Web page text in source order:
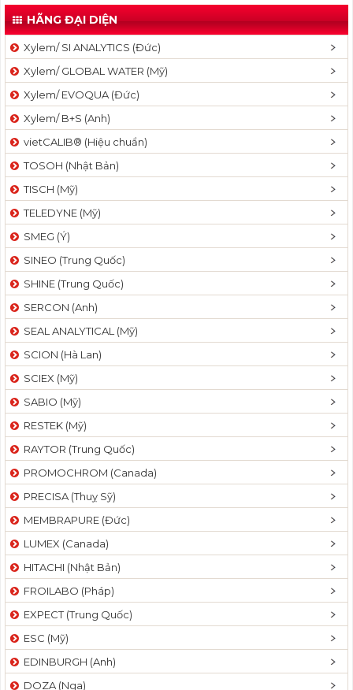
HÃNG ĐẠI DIỆN
Xylem/ SI ANALYTICS (Đức)
Xylem/ GLOBAL WATER (Mỹ)
Xylem/ EVOQUA (Đức)
Xylem/ B+S (Anh)
vietCALIB® (Hiệu chuẩn)
TOSOH (Nhật Bản)
TISCH (Mỹ)
TELEDYNE (Mỹ)
SMEG (Ý)
SINEO (Trung Quốc)
SHINE (Trung Quốc)
SERCON (Anh)
SEAL ANALYTICAL (Mỹ)
SCION (Hà Lan)
SCIEX (Mỹ)
SABIO (Mỹ)
RESTEK (Mỹ)
RAYTOR (Trung Quốc)
PROMOCHROM (Canada)
PRECISA (Thuỵ Sỹ)
MEMBRAPURE (Đức)
LUMEX (Canada)
HITACHI (Nhật Bản)
FROILABO (Pháp)
EXPECT (Trung Quốc)
ESC (Mỹ)
EDINBURGH (Anh)
DOZA (Nga)